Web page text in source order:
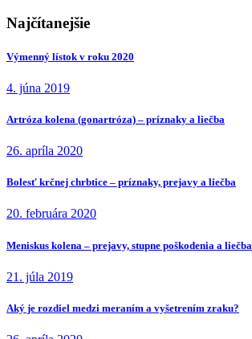
Najčítanejšie
Výmenný lístok v roku 2020
4. júna 2019
Artróza kolena (gonartróza) – príznaky a liečba
26. apríla 2020
Bolesť krčnej chrbtice – príznaky, prejavy a liečba
20. februára 2020
Meniskus kolena – prejavy, stupne poškodenia a liečba
21. júla 2019
Aký je rozdiel medzi meraním a vyšetrením zraku?